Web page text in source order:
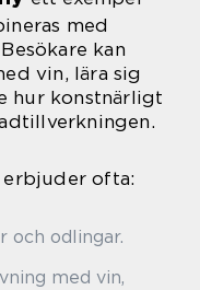
med
kan
vin, lära sig
hur konstnärligt
erbjuder ofta:
och odlingar.
med vin,